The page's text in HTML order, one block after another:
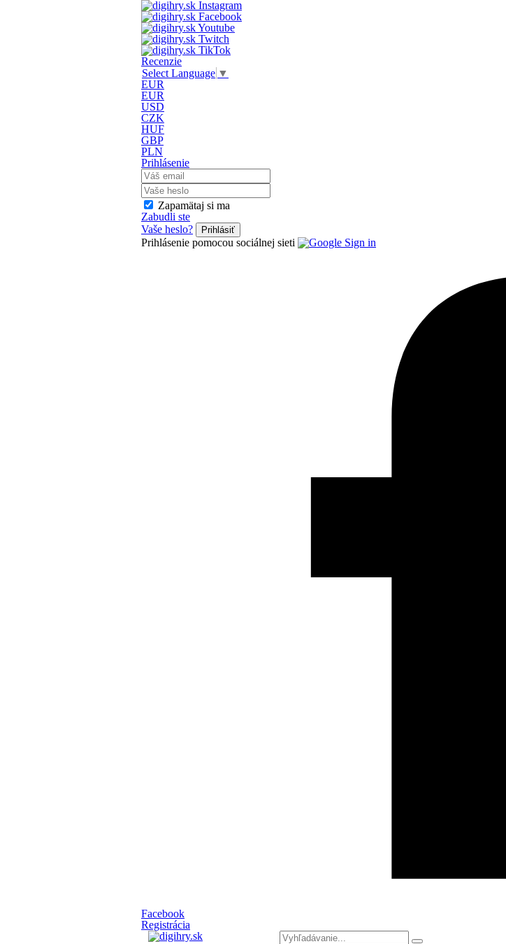
Recenzie
Select Language ▼
EUR
EUR
USD
CZK
HUF
GBP
PLN
Prihlásenie
Zapamätaj si ma
Zabudli ste
Vaše heslo?
Prihlásiť
Prihlásenie pomocou sociálnej sieti
Facebook
Registrácia